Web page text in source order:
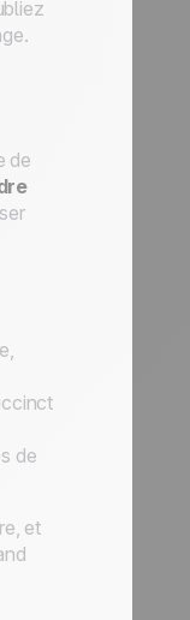
de
de
et